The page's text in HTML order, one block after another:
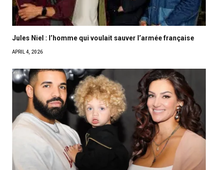
Jules Niel : l’homme qui voulait sauver l’armée française
APRIL 4, 2026